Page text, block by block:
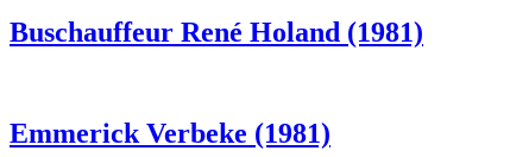
Buschauffeur René Holand (1981)
Emmerick Verbeke (1981)